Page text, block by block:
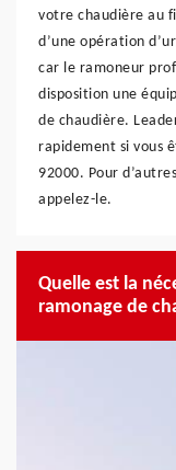
votre chaudière au
d’une opération
car le ramoneur
disposition une
de chaudière.
rapidement si vous
92000. Pour
appelez-le.
Quelle est la
ramonage de